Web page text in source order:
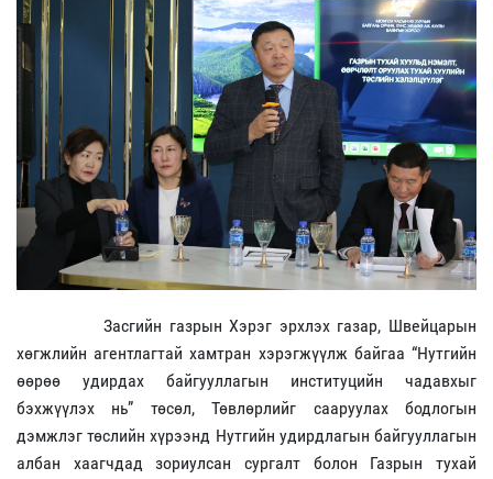
Засгийн газрын Хэрэг эрхлэх газар, Швейцарын
хөгжлийн агентлагтай хамтран хэрэгжүүлж байгаа “Нутгийн
өөрөө удирдах байгууллагын институцийн чадавхыг
бэхжүүлэх нь” төсөл, Төвлөрлийг сааруулах бодлогын
дэмжлэг төслийн хүрээнд Нутгийн удирдлагын байгууллагын
албан хаагчдад зориулсан сургалт болон Газрын тухай